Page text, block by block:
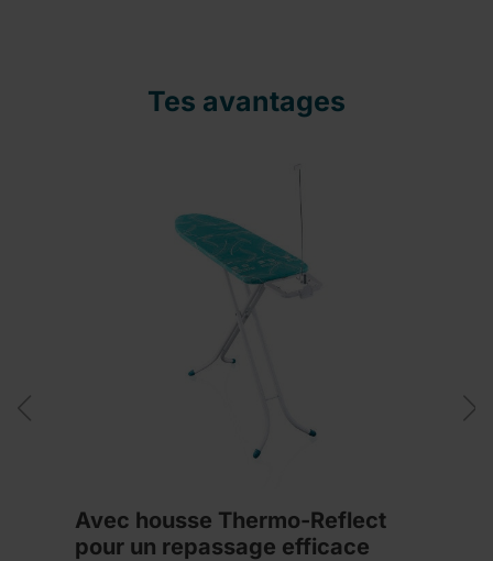
Tes avantages
Avec housse Thermo-Reflect
pour un repassage efficace